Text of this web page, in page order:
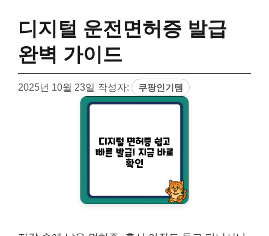
디지털 운전면허증 발급
완벽 가이드
2025년 10월 23일 작성자: 쿠팡인기템